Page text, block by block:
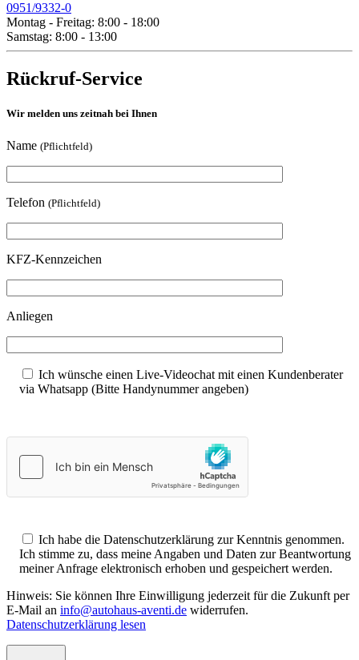
0951/9332-0
Montag - Freitag: 8:00 - 18:00
Samstag: 8:00 - 13:00
Rückruf-Service
Wir melden uns zeitnah bei Ihnen
Name (Pflichtfeld)
Telefon (Pflichtfeld)
KFZ-Kennzeichen
Anliegen
Ich wünsche einen Live-Videochat mit einen Kundenberater
via Whatsapp (Bitte Handynummer angeben)
Ich habe die Datenschutzerklärung zur Kenntnis genommen.
Ich stimme zu, dass meine Angaben und Daten zur Beantwortung
meiner Anfrage elektronisch erhoben und gespeichert werden.
Hinweis: Sie können Ihre Einwilligung jederzeit für die Zukunft per
E-Mail an info@autohaus-aventi.de widerrufen.
Datenschutzerklärung lesen